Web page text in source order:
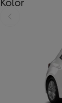
Poprzedni